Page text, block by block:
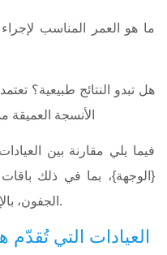
ما هو العمر المناسب
هل تبدو النتائج طبيعية؟
الأنسجة العميقة
فيما يلي مقارنة بين
{الوجهة}، بما في ذلك باقات
الجفون، بالإضافة إلى تقييمات المرضى الموثقة.
العيادات التي تُقدّم